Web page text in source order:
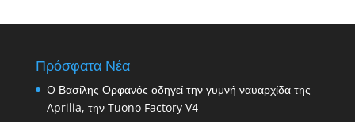
Πρόσφατα Νέα
O Βασίλης Ορφανός οδηγεί την γυμνή ναυαρχίδα της
Aprilia, την Tuono Factory V4